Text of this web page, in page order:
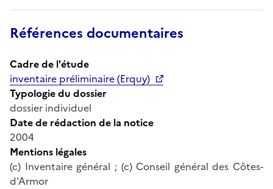
Références documentaires
Cadre de l'étude
inventaire préliminaire (Erquy)
Typologie du dossier
dossier individuel
Date de rédaction de la notice
2004
Mentions légales
(c) Inventaire général ; (c) Conseil général des Côtes-
d'Armor